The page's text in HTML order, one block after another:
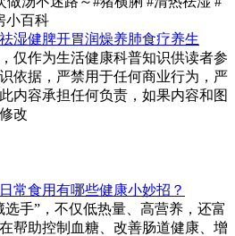
小百科
湿健脾开胃润燥养肺食疗养生
仅作为生活健康科普知识供读者参
依据，严禁用于任何商业行为，严
内容承担任何负责，如果内容和图
改
常食用有哪些健康小妙招？
手”，不仅低热量、高营养，还富
帮助控制血糖、改善肠道健康、增